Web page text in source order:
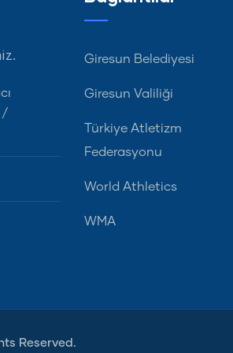
/
Giresun Belediyesi
Giresun Valiliği
Türkiye Atletizm
Federasyonu
World Athletics
WMA
Reserved.